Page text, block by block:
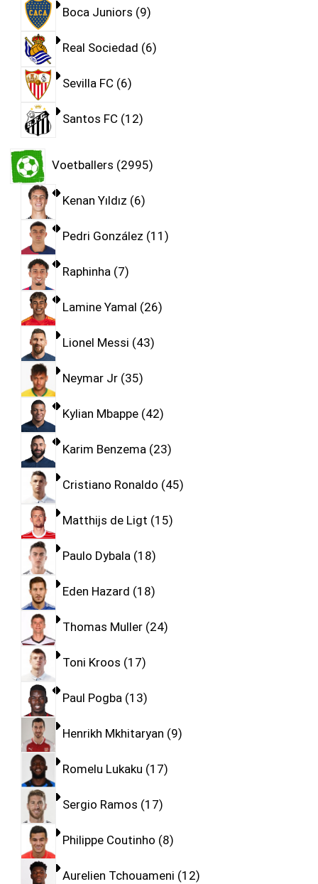
Boca Juniors 9
Real Sociedad 6
Sevilla FC 6
Santos FC 12
Voetballers 2995
Kenan Yıldız 6
Pedri González 11
Raphinha 7
Lamine Yamal 26
Lionel Messi 43
Neymar Jr 35
Kylian Mbappe 42
Karim Benzema 23
Cristiano Ronaldo 45
Matthijs de Ligt 15
Paulo Dybala 18
Eden Hazard 18
Thomas Muller 24
Toni Kroos 17
Paul Pogba 13
Henrikh Mkhitaryan 9
Romelu Lukaku 17
Sergio Ramos 17
Philippe Coutinho 8
Aurelien Tchouameni 12